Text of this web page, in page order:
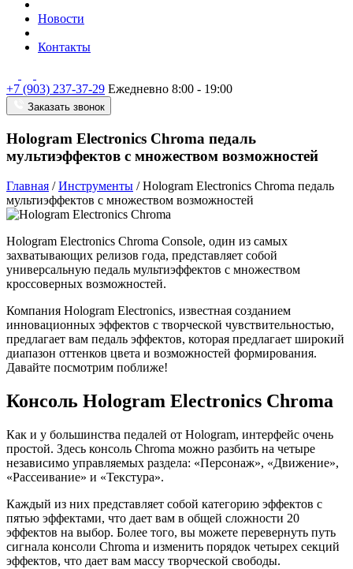
Новости
Контакты
+7 (903) 237-37-29 Ежедневно 8:00 - 19:00
Заказать звонок
Hologram Electronics Chroma педаль
мультиэффектов с множеством возможностей
Главная /Инструменты /Hologram Electronics Chroma педаль
мультиэффектов с множеством возможностей
Hologram Electronics Chroma Console, один из самых
захватывающих релизов года, представляет собой
универсальную педаль мультиэффектов с множеством
кроссоверных возможностей.
Компания Hologram Electronics, известная созданием
инновационных эффектов с творческой чувствительностью,
предлагает вам педаль эффектов, которая предлагает широкий
диапазон оттенков цвета и возможностей формирования.
Давайте посмотрим поближе!
Консоль Hologram Electronics Chroma
Как и у большинства педалей от Hologram, интерфейс очень
простой. Здесь консоль Chroma можно разбить на четыре
независимо управляемых раздела: «Персонаж», «Движение»,
«Рассеивание» и «Текстура».
Каждый из них представляет собой категорию эффектов с
пятью эффектами, что дает вам в общей сложности 20
эффектов на выбор. Более того, вы можете перевернуть путь
сигнала консоли Chroma и изменить порядок четырех секций
эффектов, что дает вам массу творческой свободы.